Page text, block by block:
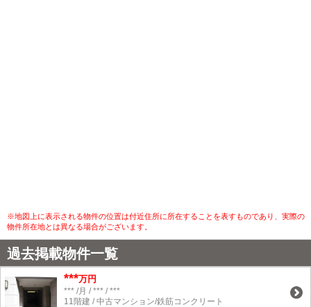
※地図上に表示される物件の位置は付近住所に所在することを表すものであり、実際の
物件所在地とは異なる場合がございます。
過去掲載物件一覧
***万円
*** /月 / *** / ***
11階建 / 中古マンション/鉄筋コンクリート